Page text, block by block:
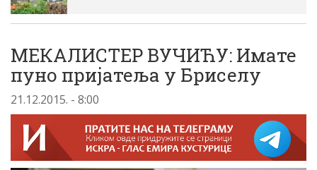
МЕКАЛИСТЕР ВУЧИЋУ: Имате
пуно пријатеља у Бриселу
21.12.2015. - 8:00